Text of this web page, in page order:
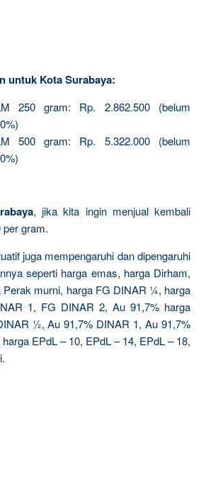
untuk Kota Surabaya:
250 gram: Rp. 2.862.500 (belum
500 gram: Rp. 5.322.000 (belum
, jika kita ingin menjual kembali
gram.
juga mempengaruhi dan dipengaruhi
seperti harga emas, harga Dirham,
Perak murni, harga FG DINAR ¼, harga
1, FG DINAR 2, Au 91,7% harga
½, Au 91,7% DINAR 1, Au 91,7%
EPdL – 10, EPdL – 14, EPdL – 18,